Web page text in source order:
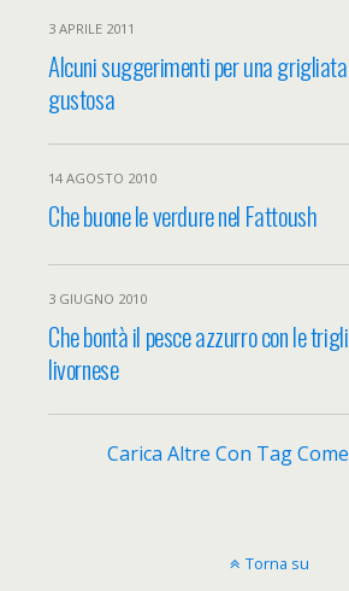
3 APRILE 2011
Alcuni suggerimenti per una grigliata
gustosa
14 AGOSTO 2010
Che buone le verdure nel Fattoush
3 GIUGNO 2010
Che bontà il pesce azzurro con le
livornese
Carica Altre Con Tag
Torna su